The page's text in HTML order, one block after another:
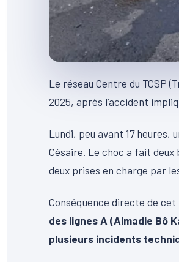
Le réseau Centre du TCSP
2025, après l’accident
Lundi, peu avant 17 heures,
Césaire. Le choc a fait deux
deux prises en charge par
Conséquence directe de
des lignes A (Almadie Bô
plusieurs incidents